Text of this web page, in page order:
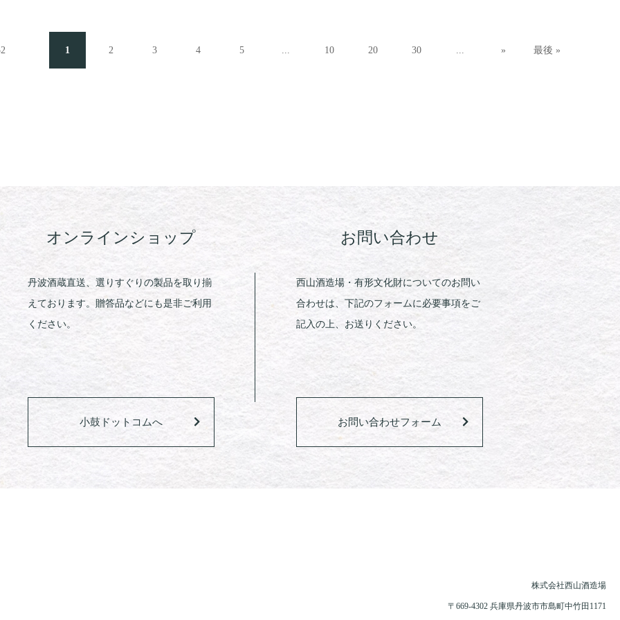
1 2 3 4 5 10 20 30 » 最後 »
オンラインショップ
丹波酒蔵直送、選りすぐりの製品を取り揃
えております。贈答品などにも是非ご利用
ください。
小鼓ドットコムへ
お問い合わせ
西山酒造場・有形文化財についてのお問い
合わせは、下記のフォームに必要事項をご
記入の上、お送りください。
お問い合わせフォーム
株式会社西山酒造場
〒669-4302 兵庫県丹波市市島町中竹田1171